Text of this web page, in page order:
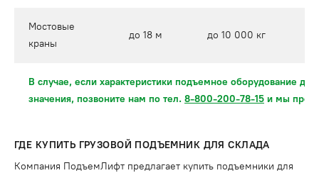
Мостовые
краны
до 18 м до 10 000 кг
В случае, если характеристики подъемное оборудование
значения, позвоните нам по тел. 8-800-200-78-15 и мы
ГДЕ КУПИТЬ ГРУЗОВОЙ ПОДЪЕМНИК ДЛЯ СКЛАДА
Компания ПодъемЛифт предлагает купить подъемники для